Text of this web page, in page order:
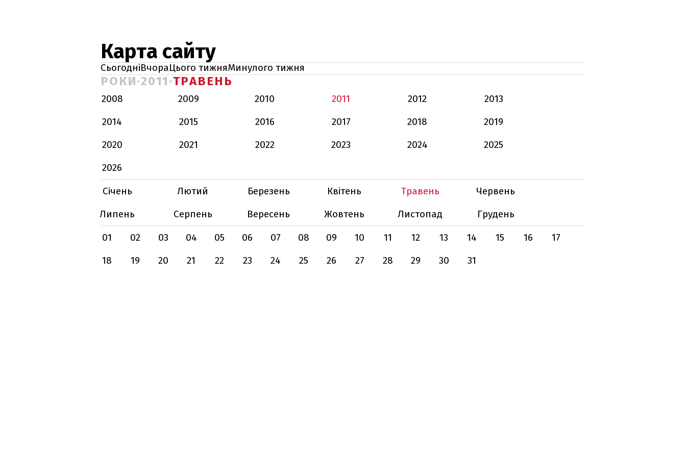
Карта сайту
СьогодніВчораЦього тижняМинулого тижня
РОКИ 2011 ТРАВЕНЬ
2008 2009 2010 2011 2012
2013
2014
2015 2016 2017 2018
2019
2020
2021 2022 2023 2024
2025
2026
Січень
Лютий Березень Квітень Травень
Червень
Липень
Серпень Вересень Жовтень Листопад
Грудень
01
02 03 04 05 06 07 08 09 10 11 12 13 14 15 16
17
18
19 20 21 22 23 24 25 26 27 28 29 30 31